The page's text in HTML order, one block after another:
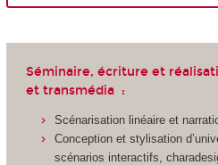
Séminaire, écriture et
et transmédia :
Scénarisation linéaire et
Conception et stylisation
scénarios interactifs,